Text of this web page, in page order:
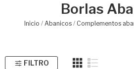
Borlas
Inicio Abanicos Complementos
FILTRO